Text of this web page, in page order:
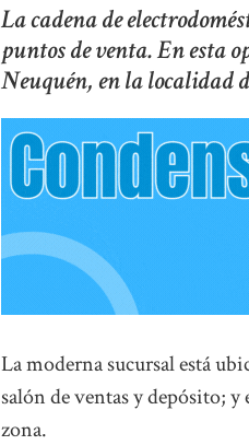
La cadena de
puntos de venta. En
Neuquén, en la localidad
La moderna sucursal está
salón de ventas y depósito;
zona.